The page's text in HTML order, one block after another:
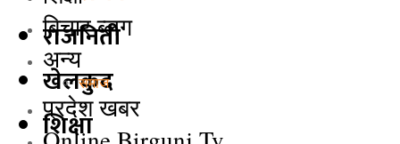
राजनिती
खेलकुद
शिक्षा
बिचार ब्लग
अन्य
समाज
प्रदेश खबर